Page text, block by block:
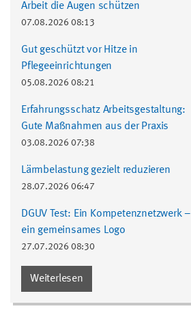
Arbeit die Augen schützen
07.08.2026 08:13
Gut geschützt vor Hitze in
Pflegeeinrichtungen
05.08.2026 08:21
Erfahrungsschatz Arbeitsgestaltung:
Gute Maßnahmen aus der Praxis
03.08.2026 07:38
Lärmbelastung gezielt reduzieren
28.07.2026 06:47
DGUV Test: Ein Kompetenznetzwerk –
ein gemeinsames Logo
27.07.2026 08:30
Weiterlesen